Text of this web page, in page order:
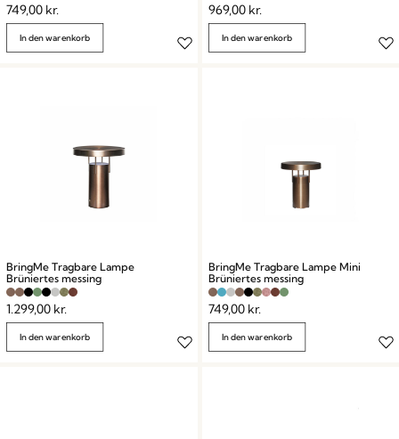
749,00 kr.
In den warenkorb
969,00 kr.
In den warenkorb
BringMe Tragbare Lampe
Brüniertes messing
1.299,00 kr.
In den warenkorb
BringMe Tragbare Lampe Mini
Brüniertes messing
749,00 kr.
In den warenkorb